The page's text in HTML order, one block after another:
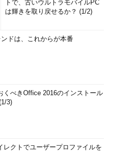
トで、古いウルトラモバイルPC
は輝きを取り戻せるか？ (1/2)
ドは、これからが本番
くべきOffice 2016のインストール
3)
レクトでユーザープロファイルを